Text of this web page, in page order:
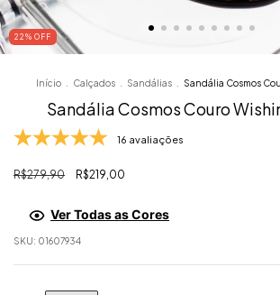
22 % OFF
Início Calçados Sandálias Sandália Cosmos
Sandália Cosmos Couro
16 avaliações
R$279,90 R$219,00
Ver Todas as Cores
SKU: 01607934